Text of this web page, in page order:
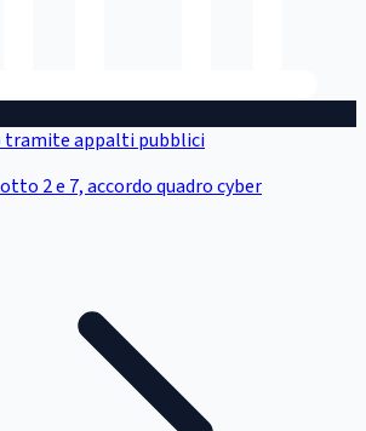
tramite appalti pubblici
2 e 7, accordo quadro cyber